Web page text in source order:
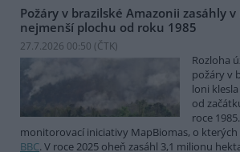
Požáry v brazilské Amazonii zasáhly v
nejmenší plochu od roku 1985
27.7.2026 00:50 (ČTK)
Rozloha
požáry v
loni
od
roce
monitorovací iniciativy MapBiomas, o
BBC. V roce 2025 oheň zasáhl 3,1 milionu